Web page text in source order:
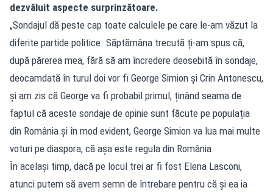
dezvăluit aspecte surprinzătoare.
„Sondajul dă peste cap toate calculele pe care le-am văzut la
diferite partide politice. Săptămâna trecută ți-am spus că,
după părerea mea, fără să am încredere deosebită în sondaje,
deocamdată în turul doi vor fi George Simion și Crin Antonescu,
și am zis că George va fi probabil primul, ținând seama de
faptul că aceste sondaje de opinie sunt făcute pe populația
din România și în mod evident, George Simion va lua mai multe
voturi pe diaspora, că așa este regula din România.
În același timp, dacă pe locul trei ar fi fost Elena Lasconi,
atunci putem să avem semn de întrebare pentru că și ea ia